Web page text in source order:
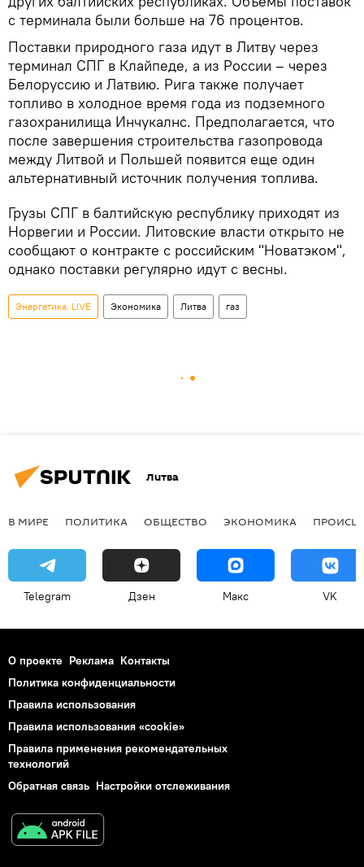
с терминала были больше на 76 процентов.
Поставки природного газа идут в Литву через
терминал СПГ в Клайпеде, а из России – через
Белоруссию и Латвию. Рига также получает
топливо в холодное время года из подземного
газохранилища Инчукалнс. Предполагается, что
после завершения строительства газопровода
между Литвой и Польшей появится еще один
альтернативный источник получения топлива.
Грузы СПГ в балтийскую республику приходят из
Норвегии и России. Литовские власти открыто не
сообщают о контракте с российским "Новатэком",
однако поставки регулярно идут с весны.
Энергетика. LIVE Экономика Литва газ
Литва
В МИРЕ ПОЛИТИКА ОБЩЕСТВО ЭКОНОМИКА
Telegram Дзен Макс VK
О проекте Реклама Контакты
Политика конфиденциальности
Правила использования
Правила использования «cookie»
Правила применения рекомендательных
технологий
Обратная связь Настройки отслеживания